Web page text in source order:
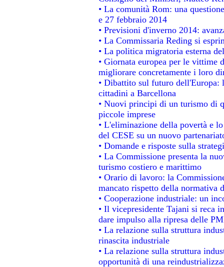
• La comunità Rom: una
e 27 febbraio 2014
• Previsioni d'inverno 2014:
• La Commissaria Reding si
• La politica migratoria esterna
• Giornata europea per le vittime
migliorare concretamente i loro
• Dibattito sul futuro dell'Europa:
cittadini a Barcellona
• Nuovi principi di un turismo di
piccole imprese
• L'eliminazione della povertà e
del CESE su un nuovo
• Domande e risposte sulla
• La Commissione presenta la
turismo costiero e marittimo
• Orario di lavoro: la
mancato rispetto della normativa
• Cooperazione industriale: un
• Il vicepresidente Tajani si reca
dare impulso alla ripresa delle
• La relazione sulla struttura
rinascita industriale
• La relazione sulla struttura
opportunità di una